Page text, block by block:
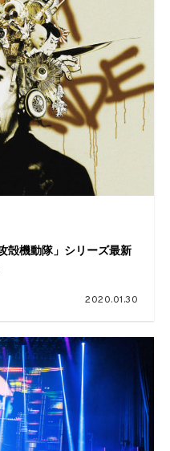
殻機動隊」シリーズ最新
2020.01.30